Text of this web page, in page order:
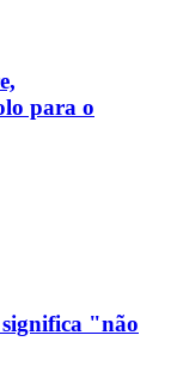
para o
significa "não